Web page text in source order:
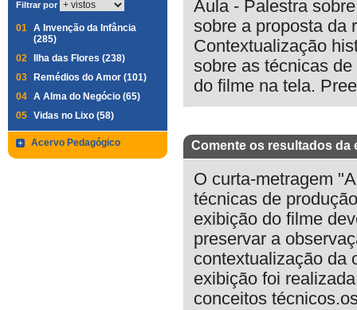
Filtrar por
01 A Invenção da Infância
(285)
02
Ilha das Flores (238)
03
Remédios do Amor (101)
04 A Alma do Negócio (65)
05 Vidas no Lixo (58)
Acervo Pedagógico
Aula - Palestra
sobre a proposta da
Contextualização
sobre as técnicas
do filme na tela.
Comente os resultados da
O curta-metragem
técnicas de
exibição do filme
preservar a
contextualização da
exibição foi
conceitos